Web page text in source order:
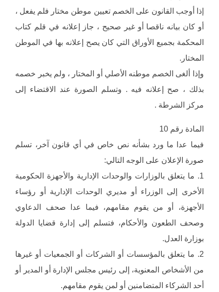
إذا أوجب القانون على الخصم تعيين موطن مختار فلم يفعل ،
أو كان بيانه ناقصا أو غير صحيح ، جاز إعلانه في قلم كتاب
المحكمة بجميع الأوراق التي كان يصح إعلانه بها في الموطن
المختار.
وإذا ألغى الخصم موطنه الأصلي أو المختار ، ولم يخبر خصمه
بذلك ، صح إعلانه فيه . وتسلم الصورة عند الاقتضاء إلى
مركز الشرطة .
المادة رقم 10
فيما عدا ما ورد بشأنه نص خاص في أي قانون آخر، تسلم
صورة الإعلان على الوجه التالي:
1. ما يتعلق بالوزارات والوحدات الإدارية والأجهزة الحكومية
الأخرى إلى الوزراء أو مديري الوحدات الإدارية أو رؤساء
الأجهزة، أو من يقوم مقامهم، فيما عدا صحف الدعاوي
وصحف الطعون والأحكام، فتسلم إلى إدارة قضايا الدولة
بوزارة العدل.
2. ما يتعلق بالمؤسسات أو الشركات أو الجمعيات أو غيرها
من الأشخاص المعنوية، إلى رئيس مجلس الإدارة أو المدير أو
أحد الشركاء المتضامنين أو لمن يقوم مقامهم.